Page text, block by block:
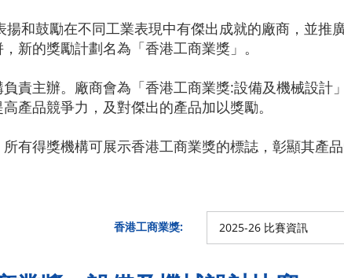
揚和鼓勵在不同工業表現中有傑出成就的廠商，並推
新的獎勵計劃名為「香港工商業獎」。
責主辦。廠商會為「香港工商業獎:設備及機械設計
產品競爭力，及對傑出的產品加以獎勵。
所有得獎機構可展示香港工商業獎的標誌，彰顯其產
香港工商業獎: 2025-26 比賽資訊